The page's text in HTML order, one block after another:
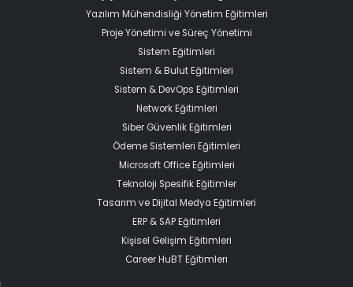
Yazılım Mühendisliği Yönetim Eğitimleri
Proje Yönetimi ve Süreç Yönetimi
Sistem Eğitimleri
Sistem & Bulut Eğitimleri
Sistem & DevOps Eğitimleri
Network Eğitimleri
Siber Güvenlik Eğitimleri
Ödeme Sistemleri Eğitimleri
Microsoft Office Eğitimleri
Teknoloji Spesifik Eğitimler
Tasarım ve Dijital Medya Eğitimleri
ERP & SAP Eğitimleri
Kişisel Gelişim Eğitimleri
Career HuBT Eğitimleri